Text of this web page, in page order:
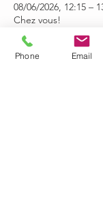
08/06/2026, 12:15 –
Chez vous!
Convidados
Phone Email